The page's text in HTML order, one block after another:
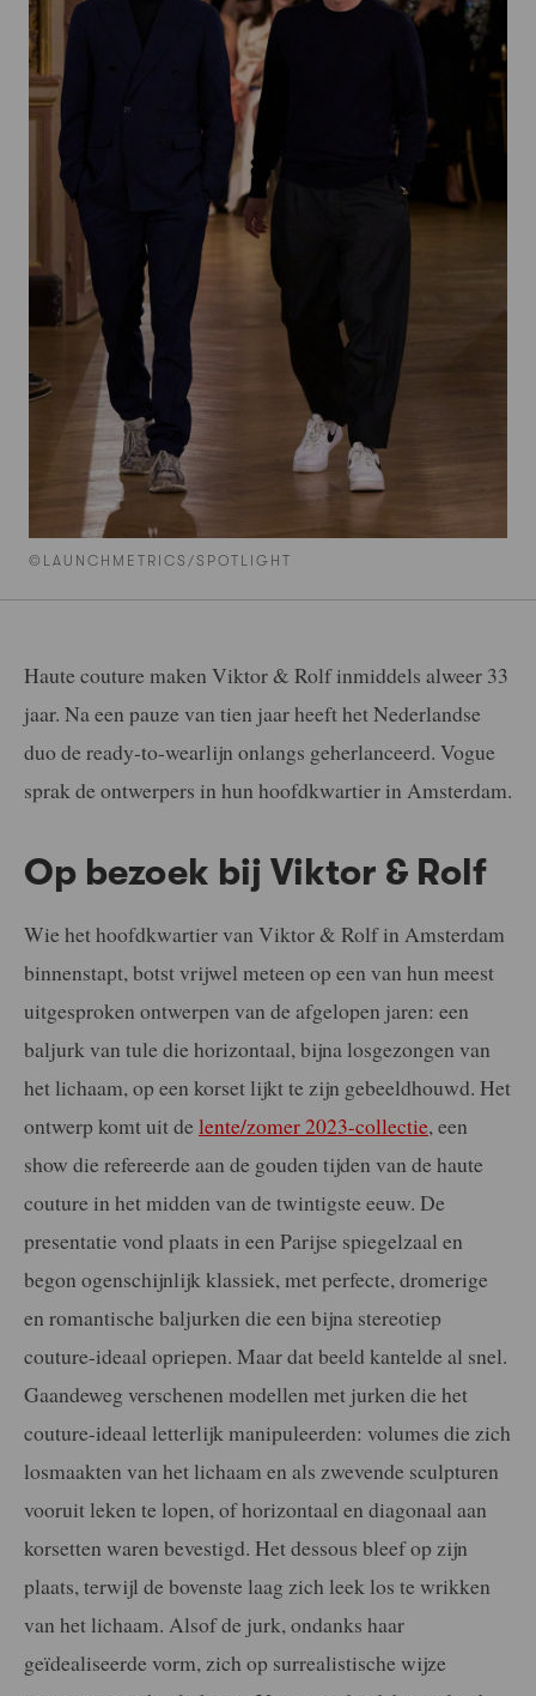
©LAUNCHMETRICS/SPOTLIGHT
Haute couture maken Viktor & Rolf inmiddels alweer 33
jaar. Na een pauze van tien jaar heeft het Nederlandse
duo de ready-to-wearlijn onlangs geherlanceerd. Vogue
sprak de ontwerpers in hun hoofdkwartier in Amsterdam.
Op bezoek bij Viktor & Rolf
Wie het hoofdkwartier van Viktor & Rolf in Amsterdam
binnenstapt, botst vrijwel meteen op een van hun meest
uitgesproken ontwerpen van de afgelopen jaren: een
baljurk van tule die horizontaal, bijna losgezongen van
het lichaam, op een korset lijkt te zijn gebeeldhouwd. Het
ontwerp komt uit de lente/zomer 2023-collectie, een
show die refereerde aan de gouden tijden van de haute
couture in het midden van de twintigste eeuw. De
presentatie vond plaats in een Parijse spiegelzaal en
begon ogenschijnlijk klassiek, met perfecte, dromerige
en romantische baljurken die een bijna stereotiep
couture-ideaal opriepen. Maar dat beeld kantelde al snel.
Gaandeweg verschenen modellen met jurken die het
couture-ideaal letterlijk manipuleerden: volumes die zich
losmaakten van het lichaam en als zwevende sculpturen
vooruit leken te lopen, of horizontaal en diagonaal aan
korsetten waren bevestigd. Het dessous bleef op zijn
plaats, terwijl de bovenste laag zich leek los te wrikken
van het lichaam. Alsof de jurk, ondanks haar
geïdealiseerde vorm, zich op surrealistische wijze